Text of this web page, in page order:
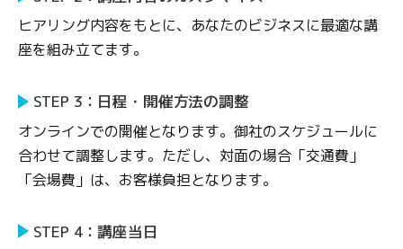
ヒアリング内容をもとに、あなたのビジネスに最適な講
座を組み立てます。
STEP 3：日程・開催方法の調整
オンラインでの開催となります。御社のスケジュールに
合わせて調整します。ただし、対面の場合「交通費」
「会場費」は、お客様負担となります。
STEP 4：講座当日